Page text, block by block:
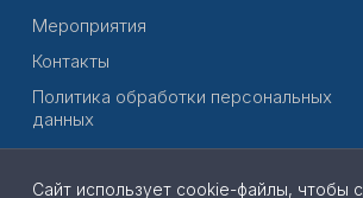
Мероприятия
Контакты
Политика обработки персональных
данных
Сайт использует cookie-файлы, чтобы